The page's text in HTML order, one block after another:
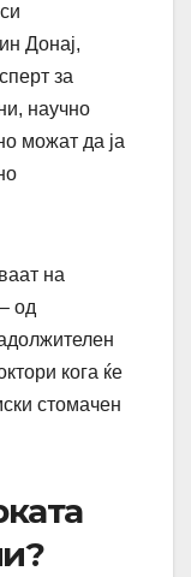
Донај,
за
научно
можат да ја
на
од
кога ќе
стомачен